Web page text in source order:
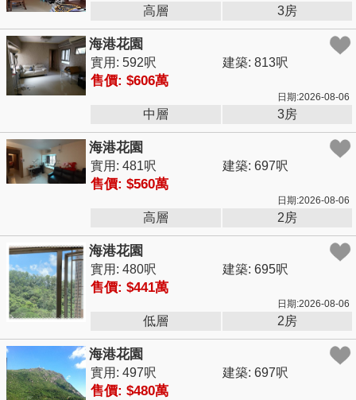
高層 3房
海港花園
實用: 592呎 建築: 813呎
售價: $606萬
日期:2026-08-06
中層 3房
海港花園
實用: 481呎 建築: 697呎
售價: $560萬
日期:2026-08-06
高層 2房
海港花園
實用: 480呎 建築: 695呎
售價: $441萬
日期:2026-08-06
低層 2房
海港花園
實用: 497呎 建築: 697呎
售價: $480萬